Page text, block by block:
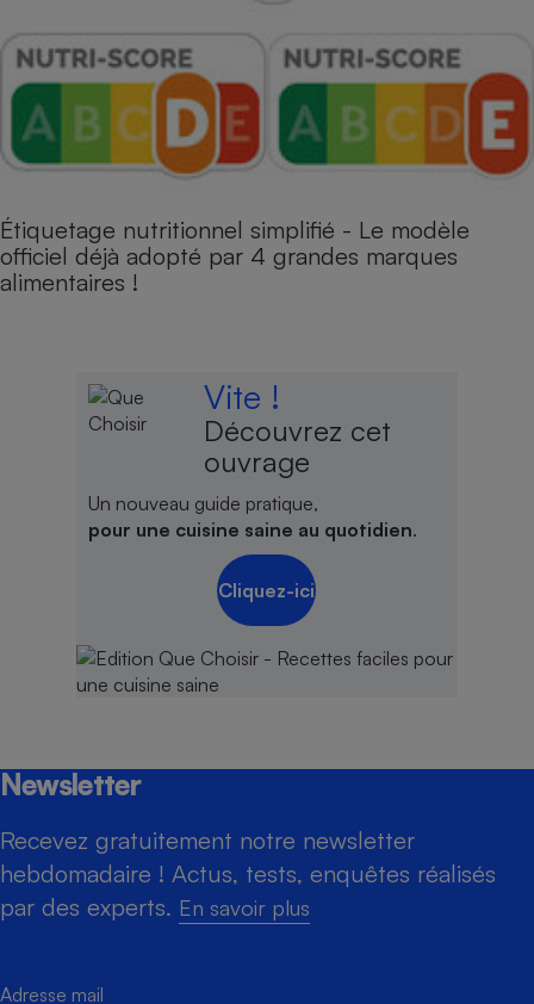
Étiquetage nutritionnel simplifié - Le modèle
officiel déjà adopté par 4 grandes marques
alimentaires !
Vite !
Découvrez cet
ouvrage
Un nouveau guide pratique,
pour une cuisine saine au quotidien.
Cliquez-ici
Newsletter
Recevez gratuitement notre newsletter
hebdomadaire ! Actus, tests, enquêtes réalisés
par des experts. En savoir plus
Adresse mail